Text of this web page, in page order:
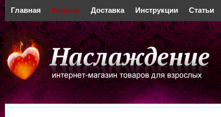
Главная Каталог Доставка Инструкции Статьи